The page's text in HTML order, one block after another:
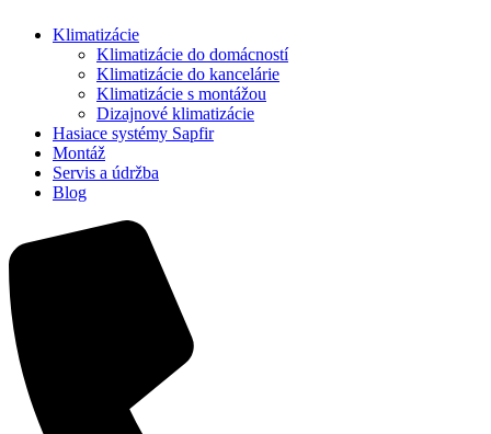
Klimatizácie
Klimatizácie do domácností
Klimatizácie do kancelárie
Klimatizácie s montážou
Dizajnové klimatizácie
Hasiace systémy Sapfir
Montáž
Servis a údržba
Blog